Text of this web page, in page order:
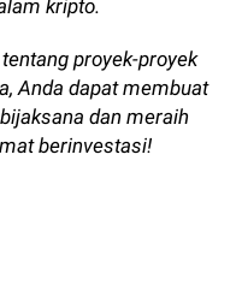
kripto.
proyek-proyek
Anda dapat membuat
dan meraih
berinvestasi!